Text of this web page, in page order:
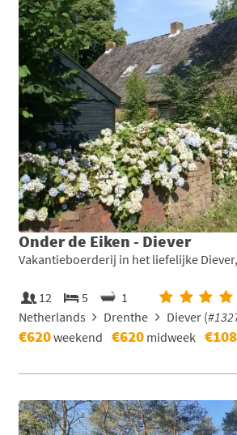
Onder de Eiken - Diever
Vakantieboerderij in het liefelijke
12 5
1
Netherlands
Drenthe Diever (
€620weekend €620 midweek